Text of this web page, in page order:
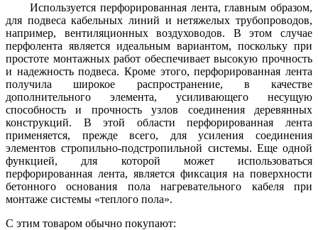
Используется перфорированная лента, главным образом,
для подвеса кабельных линий и нетяжелых трубопроводов,
например, вентиляционных воздуховодов. В этом случае
перфолента является идеальным вариантом, поскольку при
простоте монтажных работ обеспечивает высокую прочность
и надежность подвеса. Кроме этого, перфорированная лента
получила широкое распространение, в качестве
дополнительного элемента, усиливающего несущую
способность и прочность узлов соединения деревянных
конструкций. В этой области перфорированная лента
применяется, прежде всего, для усиления соединения
элементов стропильно-подстропильной системы. Еще одной
функцией, для которой может использоваться
перфорированная лента, является фиксация на поверхности
бетонного основания пола нагревательного кабеля при
монтаже системы «теплого пола».
С этим товаром обычно покупают: